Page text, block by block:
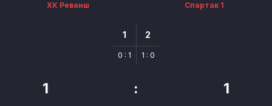
ХК Реванш
Спартак 1
1
0 : 1
2
1 : 0
1 : 1